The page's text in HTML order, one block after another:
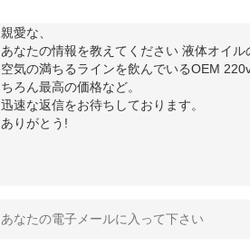
この機械はオイルの詰物のため特にです。
指定:
私達の常態モデル:
5Lのための速度
ZXG-4 （4頭部）
比較優位: